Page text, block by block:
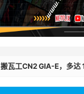
搬瓦工CN2 GIA-E，多达